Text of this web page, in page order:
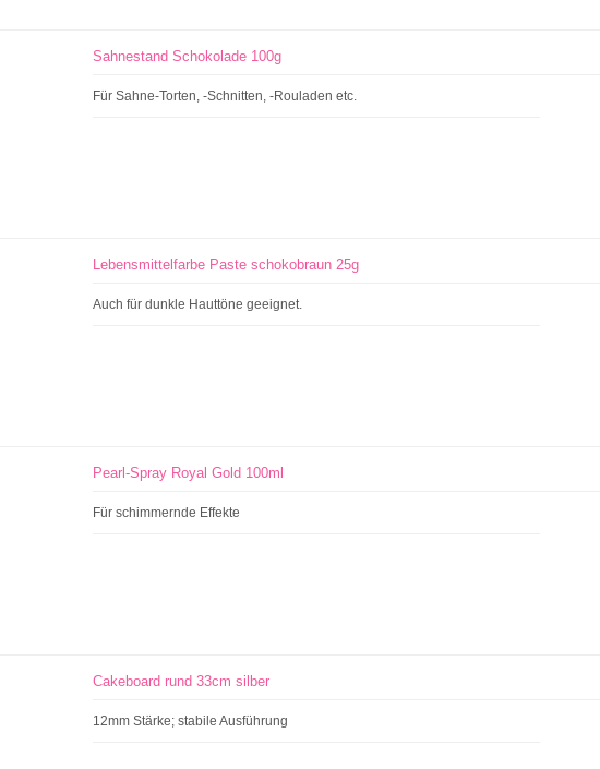
Sahnestand Schokolade 100g
Für Sahne-Torten, -Schnitten, -Rouladen etc.
Lebensmittelfarbe Paste schokobraun 25g
Auch für dunkle Hauttöne geeignet.
Pearl-Spray Royal Gold 100ml
Für schimmernde Effekte
Cakeboard rund 33cm silber
12mm Stärke; stabile Ausführung